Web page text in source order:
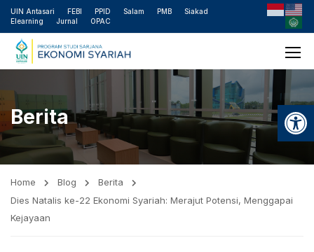
UIN Antasari FEBI PPID Salam PMB
Siakad
Elearning
Jurnal OPAC
Berita
Home Blog
Berita
Dies Natalis ke-22 Ekonomi Syariah: Merajut Potensi, Menggapai
Kejayaan